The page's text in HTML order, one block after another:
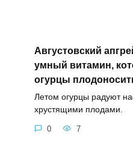
Августовский
умный витамин,
огурцы
Летом огурцы радуют
хрустящими плодами.
0 7